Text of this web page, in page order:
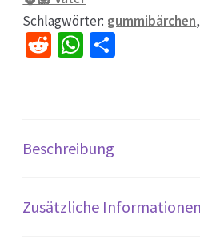
Schlagwörter: gummibärchen
R
t
W
p
Beschreibung
Zusätzliche Informationen